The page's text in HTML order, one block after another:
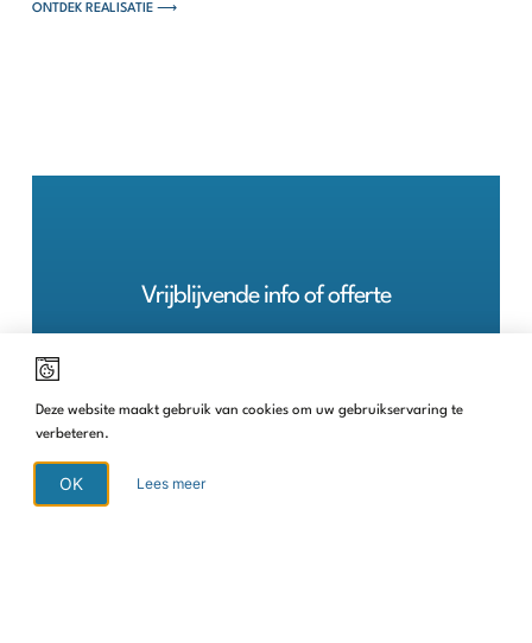
ONTDEK REALISATIE ⟶
Vrijblijvende info of offerte
CONTACTEER ONS ⟶
Deze website maakt gebruik van cookies om uw gebruikservaring te
verbeteren.
OK Lees meer